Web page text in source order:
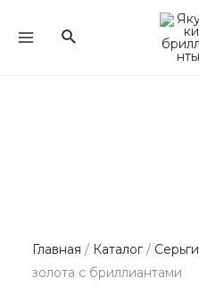
MENU
Поиск
Главная / Каталог/ Серьги
золота с бриллиантами